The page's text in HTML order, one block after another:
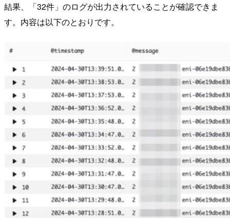
結果、「32件」のログが出力されていることが確認できま
す。内容は以下のとおりです。